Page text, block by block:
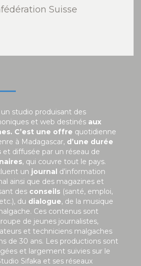
Suisse
studio produisant des
et web destinés aux
C’est une offre quotidienne
à Madagascar, d’une durée
et diffusée par un réseau de
, qui couvre tout le pays.
un journal d’information
ainsi que des magazines et
des conseils (santé, emploi,
du dialogue, de la musique
Ces contenus sont
de jeunes journalistes,
et techniciens malgaches
de 30 ans. Les productions sont
et largement suivies sur le
Sifaka et ses réseaux